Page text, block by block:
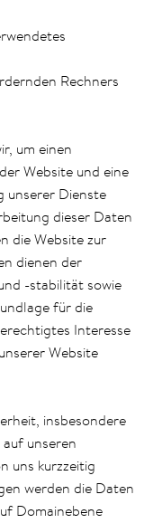
Rechners
um einen
Website und eine
unserer Dienste
dieser Daten
die Website zur
dienen der
-stabilität sowie
für die
Interesse
Website
insbesondere
unseren
uns kurzzeitig
werden die Daten
Domainebene